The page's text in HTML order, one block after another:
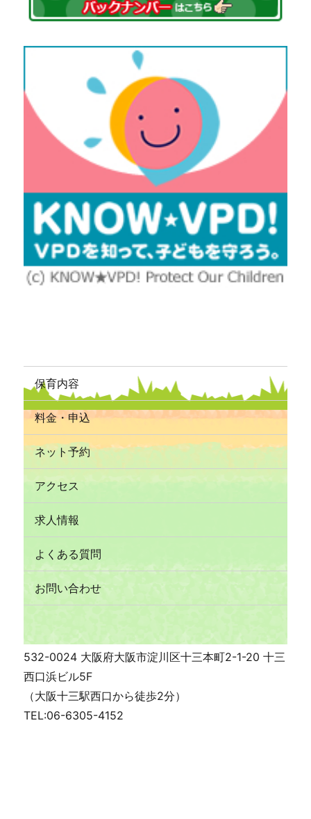
保育内容
料金・申込
ネット予約
アクセス
求人情報
よくある質問
お問い合わせ
532-0024 大阪府大阪市淀川区十三本町2-1-20 十三
西口浜ビル5F
（大阪十三駅西口から徒歩2分）
TEL:06-6305-4152